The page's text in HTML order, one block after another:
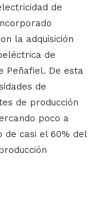
de
la adquisición
de
Peñafiel. De esta
de
de producción
poco a
de casi el 60% del